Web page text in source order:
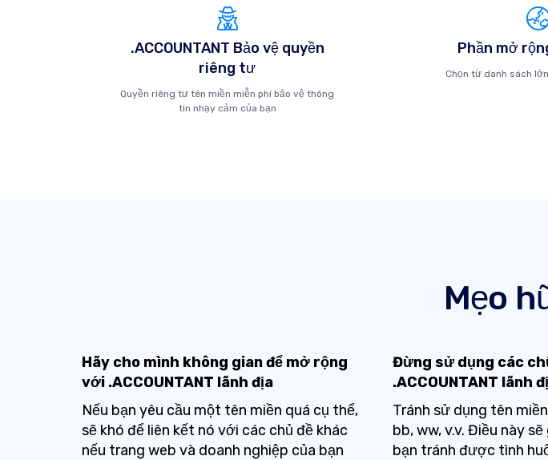
.ACCOUNTANT Bảo vệ quyền
riêng tư
Quyền riêng tư tên miền miễn phí bảo vệ thông
tin nhạy cảm của bạn
Phần mở
Chọn từ danh sách
Mẹo
Hãy cho mình không gian để mở rộng
với .ACCOUNTANT lãnh địa
Nếu bạn yêu cầu một tên miền quá cụ thể,
sẽ khó để liên kết nó với các chủ đề khác
nếu trang web và doanh nghiệp của bạn
Đừng sử dụng các
.ACCOUNTANT lãnh
Tránh sử dụng tên
bb, ww, v.v. Điều này
bạn tránh được tình